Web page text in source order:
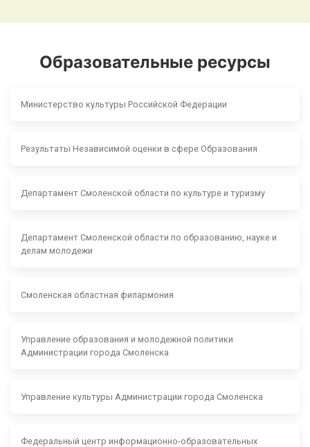
Образовательные ресурсы
Министерство культуры Российской Федерации
Результаты Независимой оценки в сфере Образования
Департамент Смоленской области по культуре и туризму
Департамент Смоленской области по образованию, науке и
делам молодежи
Смоленская областная филармония
Управление образования и молодежной политики
Администрации города Смоленска
Управление культуры Администрации города Смоленска
Федеральный центр информационно-образовательных